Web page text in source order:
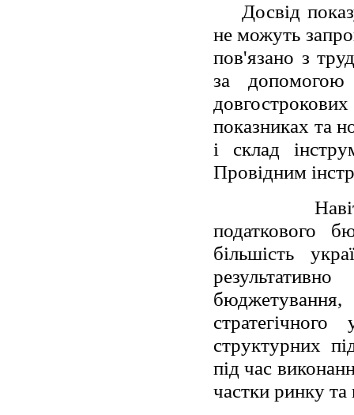
Досвід
не можуть
пов'язано з
за допомогою
показниках та
і склад
Провідним
податкового
більшість
структурних
під час
частки ринку